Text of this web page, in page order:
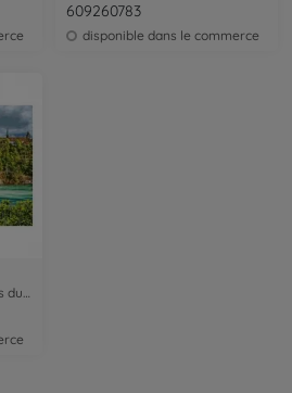
609260783
disponible dans le commerce